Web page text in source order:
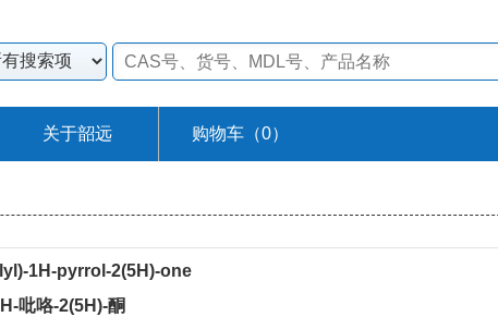
关于韶远 购物车（0）
1H-pyrrol-2(5H)-one
吡咯-2(5H)-酮